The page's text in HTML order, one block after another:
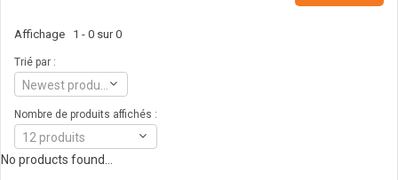
Affichage 1 - 0 sur 0
Trié par :
Nombre de produits affichés :
12 produits
No products found...